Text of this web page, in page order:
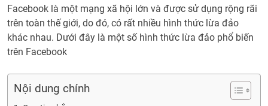
Facebook là một mạng xã hội lớn và được sử dụng rộng rãi
trên toàn thế giới, do đó, có rất nhiều hình thức lừa đảo
khác nhau. Dưới đây là một số hình thức lừa đảo phổ biến
trên Facebook
Nội dung chính